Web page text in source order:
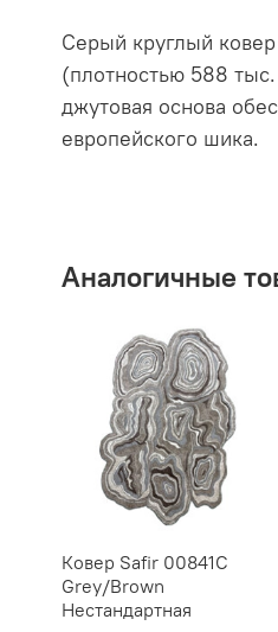
Серый круглый
(плотностью 588
джутовая основа
европейского шика.
Аналогичные
Ковер Safir 00841С
Grey/Brown
Нестандартная